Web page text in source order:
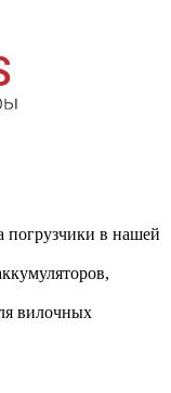
погрузчики в нашей
вилочных